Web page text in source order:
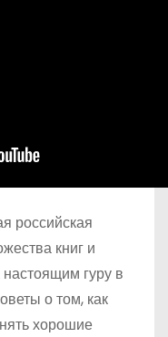
российская
книг и
гуру в
о том, как
хорошие